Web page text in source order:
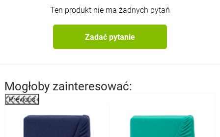
Ten produkt nie ma żadnych pytań
Zadać pytanie
Mogłoby zainteresować:
Previous